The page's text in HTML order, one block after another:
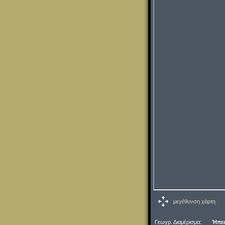
μεγέθυνση χάρτη
Γεωγρ. Διαμέρισμα: